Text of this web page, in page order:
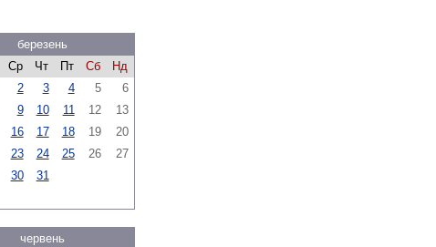
березень
Ср Чт Пт Сб
Нд
2 3 4 5
6
9 10 11 12
13
16 17 18 19
20
23 24 25 26
27
30 31
червень